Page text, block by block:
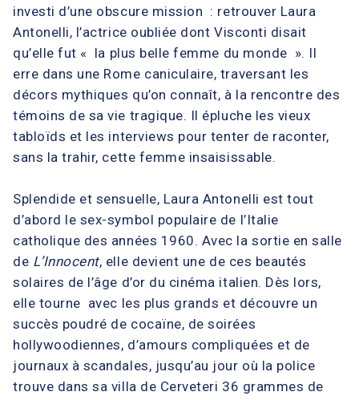
investi d’une obscure mission : retrouver Laura
Antonelli, l’actrice oubliée dont Visconti disait
qu’elle fut « la plus belle femme du monde ». Il
erre dans une Rome caniculaire, traversant les
décors mythiques qu’on connaît, à la rencontre des
témoins de sa vie tragique. Il épluche les vieux
tabloïds et les interviews pour tenter de raconter,
sans la trahir, cette femme insaisissable.
Splendide et sensuelle, Laura Antonelli est tout
d’abord le sex-symbol populaire de l’Italie
catholique des années 1960. Avec la sortie en salle
de L’Innocent, elle devient une de ces beautés
solaires de l’âge d’or du cinéma italien. Dès lors,
elle tourne avec les plus grands et découvre un
succès poudré de cocaïne, de soirées
hollywoodiennes, d’amours compliquées et de
journaux à scandales, jusqu’au jour où la police
trouve dans sa villa de Cerveteri 36 grammes de